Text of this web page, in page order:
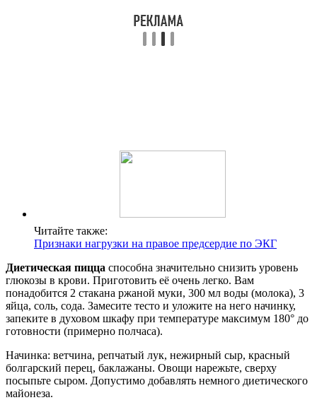
Читайте также:
Признаки нагрузки на правое предсердие по ЭКГ
Диетическая пицца способна значительно снизить уровень
глюкозы в крови. Приготовить её очень легко. Вам
понадобится 2 стакана ржаной муки, 300 мл воды (молока), 3
яйца, соль, сода. Замесите тесто и уложите на него начинку,
запеките в духовом шкафу при температуре максимум 180° до
готовности (примерно полчаса).
Начинка: ветчина, репчатый лук, нежирный сыр, красный
болгарский перец, баклажаны. Овощи нарежьте, сверху
посыпьте сыром. Допустимо добавлять немного диетического
майонеза.